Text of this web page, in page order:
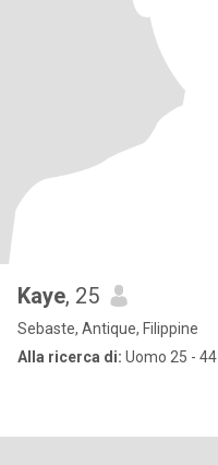
Kaye, 25
Sebaste, Antique, Filippine
Alla ricerca di: Uomo 25 - 44